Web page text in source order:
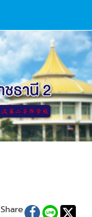
Share